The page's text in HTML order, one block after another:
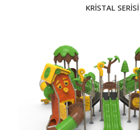
KRİSTAL SERİSİ